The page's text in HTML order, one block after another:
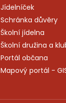
Jídelníček
Schránka důvěry
Školní jídelna
Školní družina a
Portál občana
Mapový portál -